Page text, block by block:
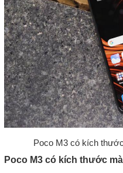
Poco M3 có kích
Poco M3 có kích thước